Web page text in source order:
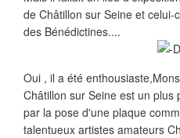
de Châtillon sur Seine et
des Bénédictines....
Oui , il a été
Châtillon sur Seine est un
par la pose d'une plaque
talentueux artistes amateurs